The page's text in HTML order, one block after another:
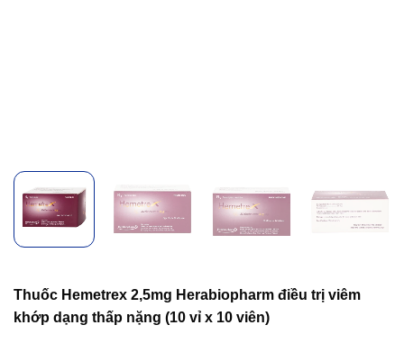
Thuốc Hemetrex 2,5mg Herabiopharm điều trị viêm
khớp dạng thấp nặng (10 vỉ x 10 viên)